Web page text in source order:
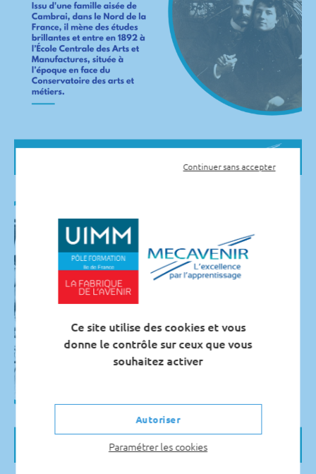
Ce site utilise des cookies et vous
donne le contrôle sur ceux que vous
souhaitez activer
Autoriser
Continuer sans accepter
Paramétrer les cookies